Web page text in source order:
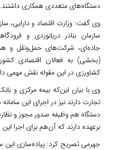
دستگاه‌های متعددی همکاری داشتند.
وی گفت: وزارت اقتصاد و دارایی،
سازمان بنادر دریانوردی و
جاده‌ای، شرکت‌های حمل‌ونقل و
(بخشی) ‌به فعالان اقتصادی
کشاورزی در این مقوله نقش مهمی
وی با بیان این‌که بیمه مرکزی و
دستگاه هم وظیفه صدور مجوز و
برعهده دارند که آن‌هم برای اجرا این
جهرمی تصریح کرد: پیاده‌سازی این